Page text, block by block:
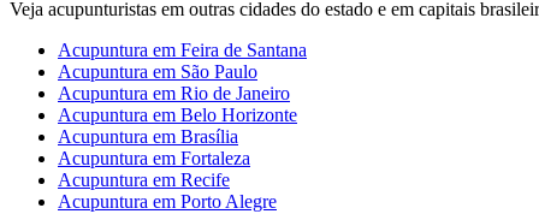
Veja acupunturistas em outras cidades do estado e em capitais
Acupuntura em Feira de Santana
Acupuntura em São Paulo
Acupuntura em Rio de Janeiro
Acupuntura em Belo Horizonte
Acupuntura em Brasília
Acupuntura em Fortaleza
Acupuntura em Recife
Acupuntura em Porto Alegre